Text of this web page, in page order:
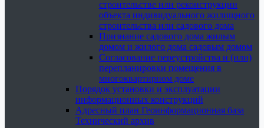
строительстве или реконструкции
объекта индивидуального жилищного
строительства или садового дома
Признание садового дома жилым
домом и жилого дома садовым домом
Согласование переустройства и (или)
перепланировки помещения в
многоквартирном доме
Порядок установки и эксплуатации
информационных конструкций
Адресный план Геоинформационная база
Технический архив